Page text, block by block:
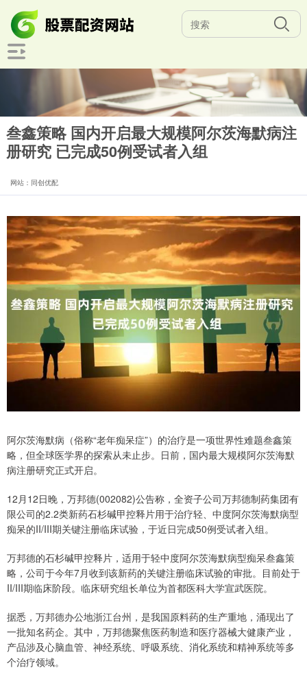
叁鑫策略 国内开启最大规模阿尔茨海默病注
册研究 已完成50例受试者入组
网站：同创优配
阿尔茨海默病（俗称“老年痴呆症”）的治疗是一项世界性难题叁鑫策
略，但全球医学界的探索从未止步。日前，国内最大规模阿尔茨海默
病注册研究正式开启。
12月12日晚，万邦德(002082)公告称，全资子公司万邦德制药集团有
限公司的2.2类新药石杉碱甲控释片用于治疗轻、中度阿尔茨海默病型
痴呆的II/III期关键注册临床试验，于近日完成50例受试者入组。
万邦德的石杉碱甲控释片，适用于轻中度阿尔茨海默病型痴呆叁鑫策
略，公司于今年7月收到该新药的关键注册临床试验的审批。目前处于
II/III期临床阶段。临床研究组长单位为首都医科大学宣武医院。
据悉，万邦德办公地浙江台州，是我国原料药的生产重地，涌现出了
一批知名药企。其中，万邦德聚焦医药制造和医疗器械大健康产业，
产品涉及心脑血管、神经系统、呼吸系统、消化系统和精神系统等多
个治疗领域。